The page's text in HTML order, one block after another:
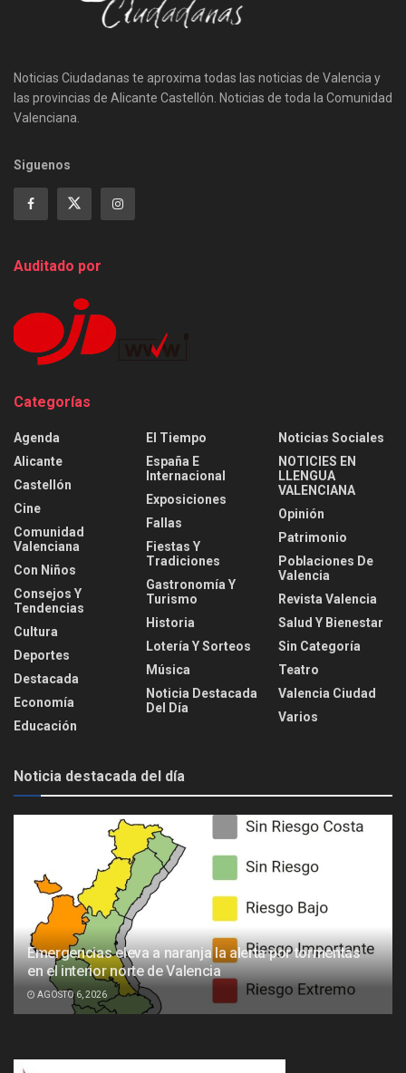
Noticias Ciudadanas te aproxima todas las noticias de Valencia y
las provincias de Alicante Castellón. Noticias de toda la Comunidad
Valenciana.
Siguenos
Auditado por
Categorías
Agenda
Alicante
Castellón
Cine
Comunidad
Valenciana
Con Niños
Consejos Y
Tendencias
Cultura
Deportes
Destacada
Economía
Educación
El Tiempo
España E
Internacional
Exposiciones
Fallas
Fiestas Y
Tradiciones
Gastronomía Y
Turismo
Historia
Lotería Y Sorteos
Música
Noticia Destacada
Del Día
Noticias Sociales
NOTICIES EN
LLENGUA
VALENCIANA
Opinión
Patrimonio
Poblaciones De
Valencia
Revista Valencia
Salud Y Bienestar
Sin Categoría
Teatro
Valencia Ciudad
Varios
Noticia destacada del día
Emergencias eleva a naranja la alerta por tormentas
en el interior norte de Valencia
AGOSTO 6, 2026